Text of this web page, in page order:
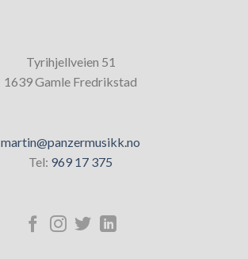
Tyrihjellveien 51
1639 Gamle Fredrikstad
martin@panzermusikk.no
Tel: 969 17 375